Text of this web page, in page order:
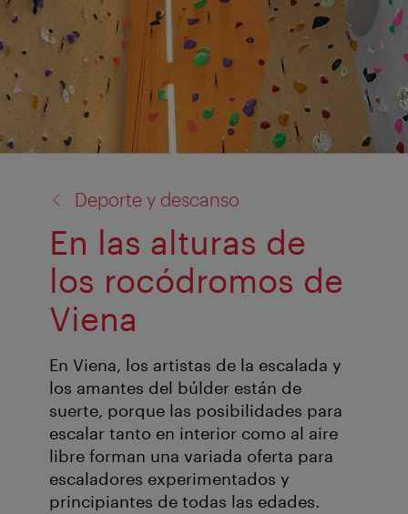
Deporte y descanso
En las alturas de
los rocódromos de
Viena
En Viena, los artistas de la escalada y
los amantes del búlder están de
suerte, porque las posibilidades para
escalar tanto en interior como al aire
libre forman una variada oferta para
escaladores experimentados y
principiantes de todas las edades.